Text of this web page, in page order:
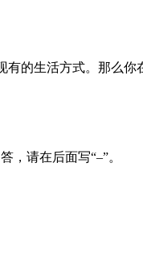
的生活方式。那么你
，请在后面写“–”。